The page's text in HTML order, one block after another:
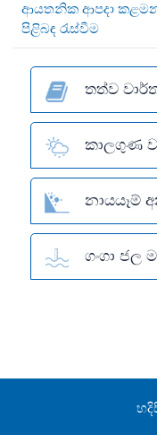
ආයතනික ආපදා
පිළිබඳ රැස්වීම
තත්ව
කාලගුණ
නායයෑම්
ගංගා ජල